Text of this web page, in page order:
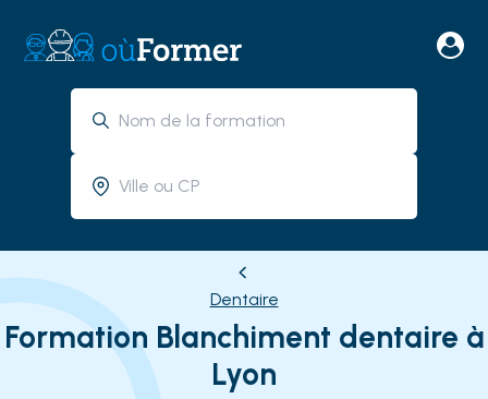
Dentaire
Formation Blanchiment dentaire à
Lyon